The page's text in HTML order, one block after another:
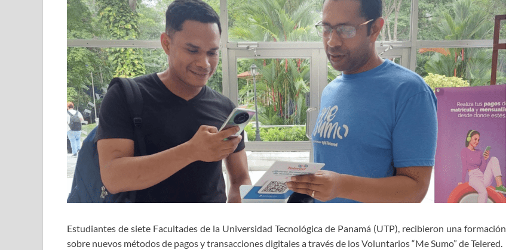
Estudiantes de siete Facultades de la Universidad Tecnológica de Panamá (UTP), recibieron una formación
sobre nuevos métodos de pagos y transacciones digitales a través de los Voluntarios “Me Sumo” de Telered.